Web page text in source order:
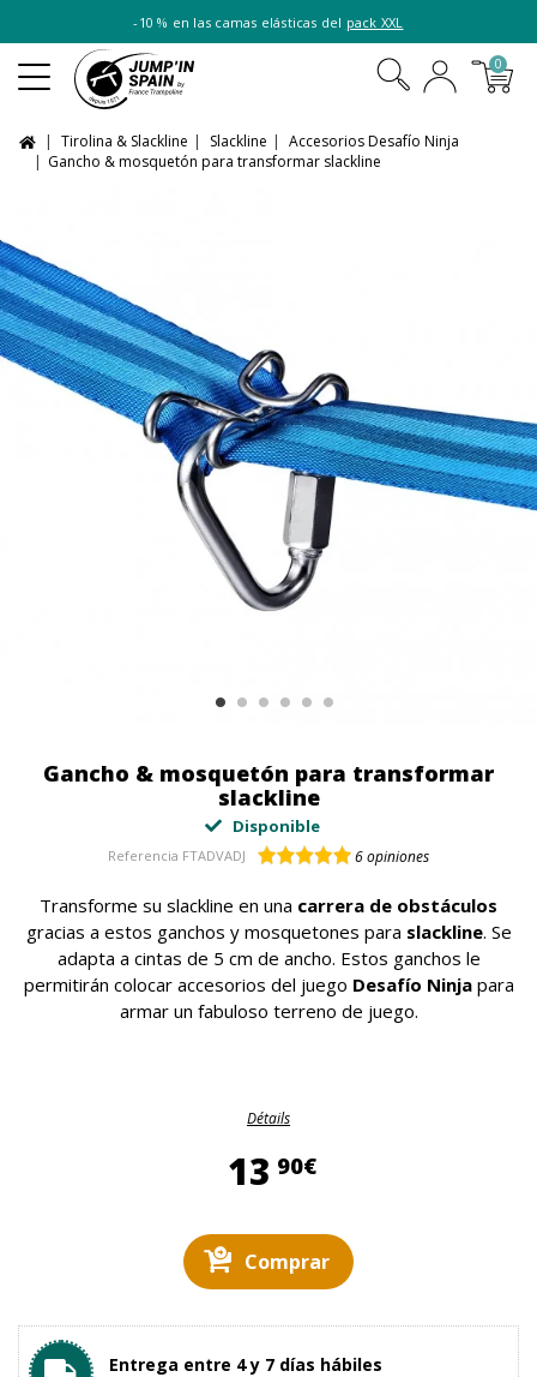
-10 % en las camas elásticas del pack XXL
0
Tirolina & Slackline Slackline
Accesorios Desafío Ninja
Gancho & mosquetón para transformar slackline
Gancho & mosquetón para transformar
slackline
Disponible
Referencia FTADVADJ 6opiniones
Transforme su slackline en una carrera de obstáculos
gracias a estos ganchos y mosquetones para slackline. Se
adapta a cintas de 5 cm de ancho. Estos ganchos le
permitirán colocar accesorios del juego Desafío Ninjapara
armar un fabuloso terreno de juego.
Détails
13 90€13,90 €
Comprar
Entrega entre 4 y 7 días hábiles